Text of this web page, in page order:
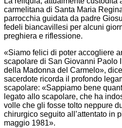
carmelitana di Santa Maria
parrocchia guidata da padre
fedeli biancavillesi per alcuni
preghiera e riflessione.
«Siamo felici di poter accogliere
scapolare di San Giovanni Paolo
della Madonna del Carmelo», dice
sacerdote ricorda il profondo
scapolare: «Sappiamo bene
legato allo scapolare, che ha
volle che gli fosse tolto neppure
chirurgico seguito all’attentato in
maggio 1981».